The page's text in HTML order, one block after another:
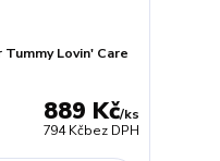
Tummy Lovin' Care
889 Kč/ks
794 Kčbez DPH